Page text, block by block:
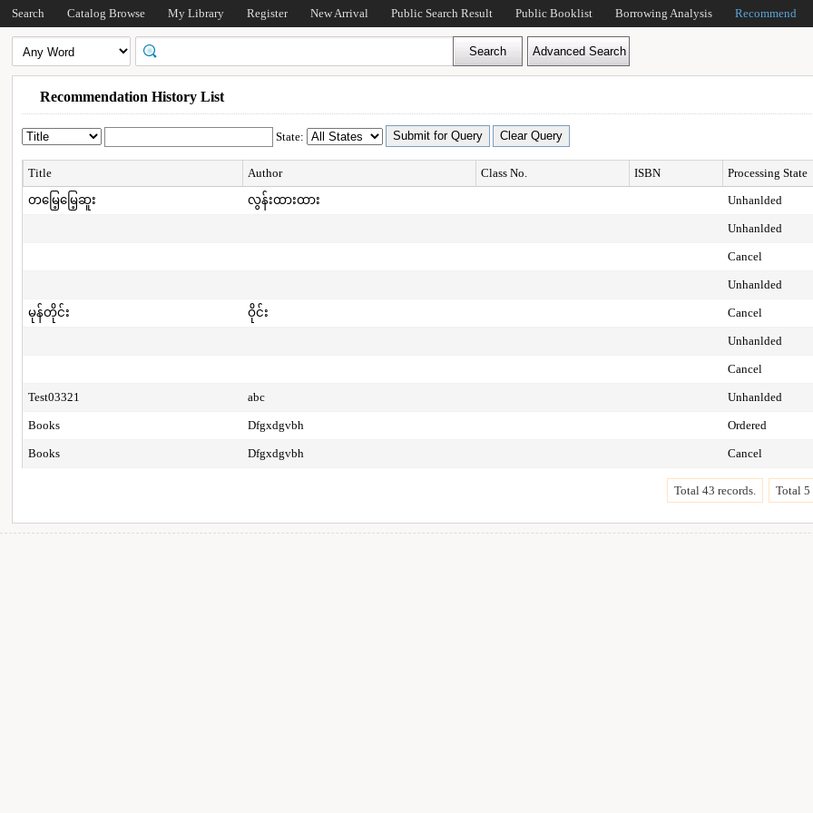
Search Catalog Browse My Library Register New Arrival Public Search Result Public Booklist Borrowing Analysis Recommend
Recommendation History List
State:
Title Author Class No. ISBN
Processing State
တမြေ့မြေ့ဆူး
လွန်းထားထား Unhanlded
Unhanlded
Cancel
Unhanlded
မုန်တိုင်း ဝိုင်း Cancel
Unhanlded
Cancel
Test03321 abc Unhanlded
Books Dfgxdgvbh Ordered
Books Dfgxdgvbh Cancel
Total 43 records. Total 5